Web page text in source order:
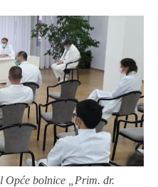
Opće bolnice „Prim. dr.